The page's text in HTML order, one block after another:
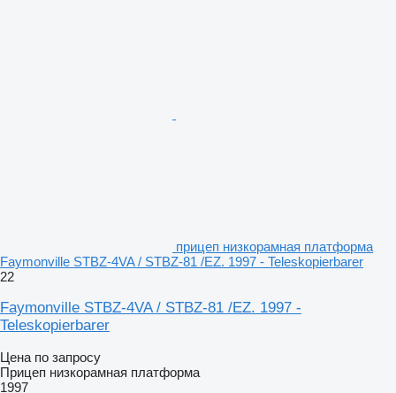
прицеп низкорамная платформа
Faymonville STBZ-4VA / STBZ-81 /EZ. 1997 - Teleskopierbarer
22
Faymonville STBZ-4VA / STBZ-81 /EZ. 1997 -
Teleskopierbarer
Цена по запросу
Прицеп низкорамная платформа
1997